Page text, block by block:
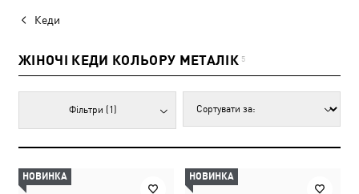
Кеди
ЖІНОЧІ КЕДИ КОЛЬОРУ МЕТАЛІК 5
Фільтри (1)
НОВИНКА НОВИНКА